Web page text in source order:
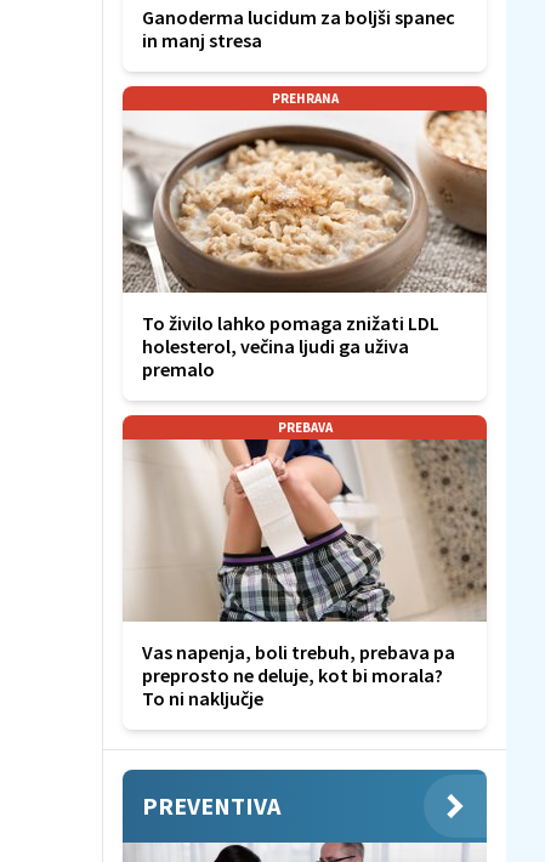
Ganoderma lucidum za boljši spanec
in manj stresa
PREHRANA
To živilo lahko pomaga znižati LDL
holesterol, večina ljudi ga uživa
premalo
PREBAVA
Vas napenja, boli trebuh, prebava pa
preprosto ne deluje, kot bi morala?
To ni naključje
PREVENTIVA